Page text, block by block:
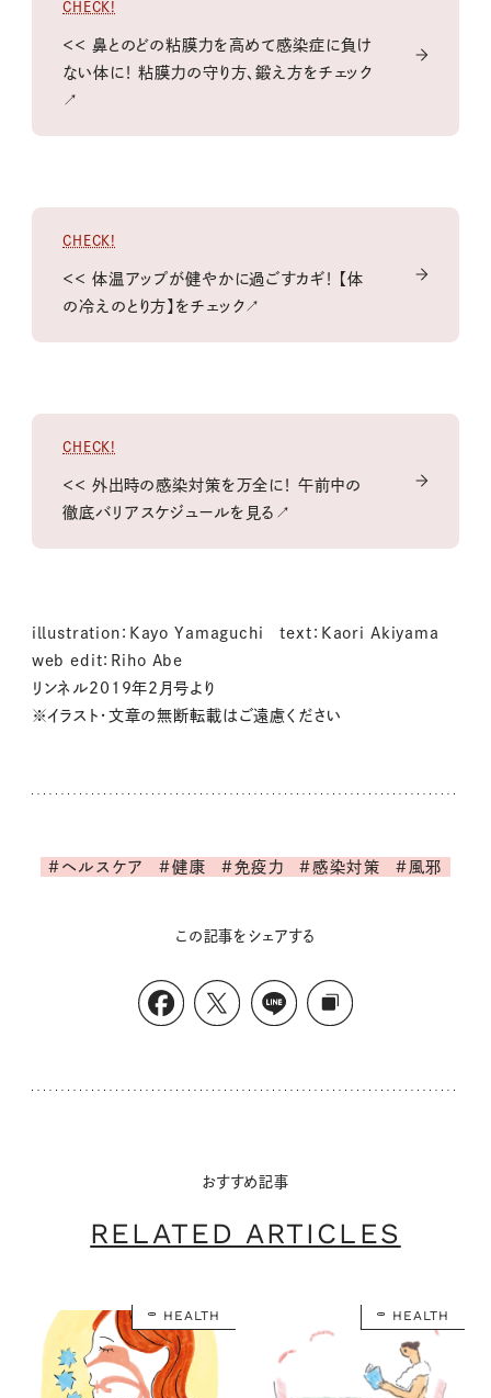
CHECK!
＜＜ 鼻とのどの粘膜力を高めて感染症に負け
ない体に！ 粘膜力の守り方、鍛え方をチェック
↗
CHECK!
＜＜ 体温アップが健やかに過ごすカギ！ 【体
の冷えのとり方】をチェック↗
CHECK!
＜＜ 外出時の感染対策を万全に！ 午前中の
徹底バリアスケジュールを見る↗
illustration：Kayo Yamaguchi text：Kaori Akiyama
web edit：Riho Abe
リンネル2019年2月号より
※イラスト・文章の無断転載はご遠慮ください
#ヘルスケア #健康 #免疫力 #感染対策 #風邪
この記事をシェアする
おすすめ記事
RELATED ARTICLES
HEALTH HEALTH